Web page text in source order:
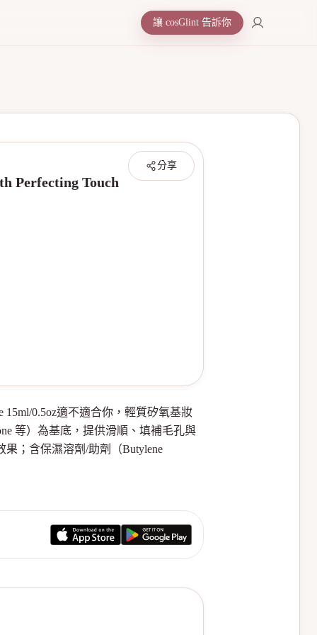
讓 cosGlint 告訴你
分享
Perfecting Touch
15ml/0.5oz適不適合你，輕質矽氧基妝
等）為基底，提供滑順、填補毛孔與
果；含保濕溶劑/助劑（Butylene